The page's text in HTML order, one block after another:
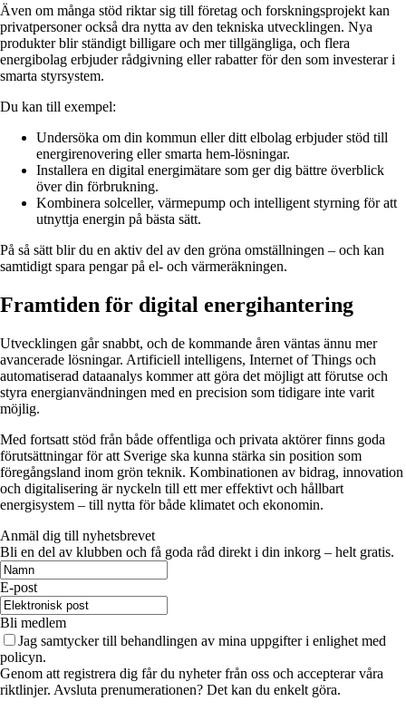
Även om många stöd riktar sig till företag och forskningsprojekt kan
privatpersoner också dra nytta av den tekniska utvecklingen. Nya
produkter blir ständigt billigare och mer tillgängliga, och flera
energibolag erbjuder rådgivning eller rabatter för den som investerar i
smarta styrsystem.
Du kan till exempel:
Undersöka om din kommun eller ditt elbolag erbjuder stöd till
energirenovering eller smarta hem-lösningar.
Installera en digital energimätare som ger dig bättre överblick
över din förbrukning.
Kombinera solceller, värmepump och intelligent styrning för att
utnyttja energin på bästa sätt.
På så sätt blir du en aktiv del av den gröna omställningen – och kan
samtidigt spara pengar på el- och värmeräkningen.
Framtiden för digital energihantering
Utvecklingen går snabbt, och de kommande åren väntas ännu mer
avancerade lösningar. Artificiell intelligens, Internet of Things och
automatiserad dataanalys kommer att göra det möjligt att förutse och
styra energianvändningen med en precision som tidigare inte varit
möjlig.
Med fortsatt stöd från både offentliga och privata aktörer finns goda
förutsättningar för att Sverige ska kunna stärka sin position som
föregångsland inom grön teknik. Kombinationen av bidrag, innovation
och digitalisering är nyckeln till ett mer effektivt och hållbart
energisystem – till nytta för både klimatet och ekonomin.
Anmäl dig till nyhetsbrevet
Bli en del av klubben och få goda råd direkt i din inkorg – helt gratis.
E-post
Bli medlem
Jag samtycker till behandlingen av mina uppgifter i enlighet med
policyn.
Genom att registrera dig får du nyheter från oss och accepterar våra
riktlinjer. Avsluta prenumerationen? Det kan du enkelt göra.